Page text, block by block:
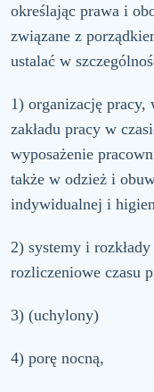
określając prawa i
związane z
ustalać w
1) organizację pracy,
zakładu pracy w
wyposażenie
także w odzież i
indywidualnej i
2) systemy i
rozliczeniowe czasu
3) (uchylony)
4) porę nocną,